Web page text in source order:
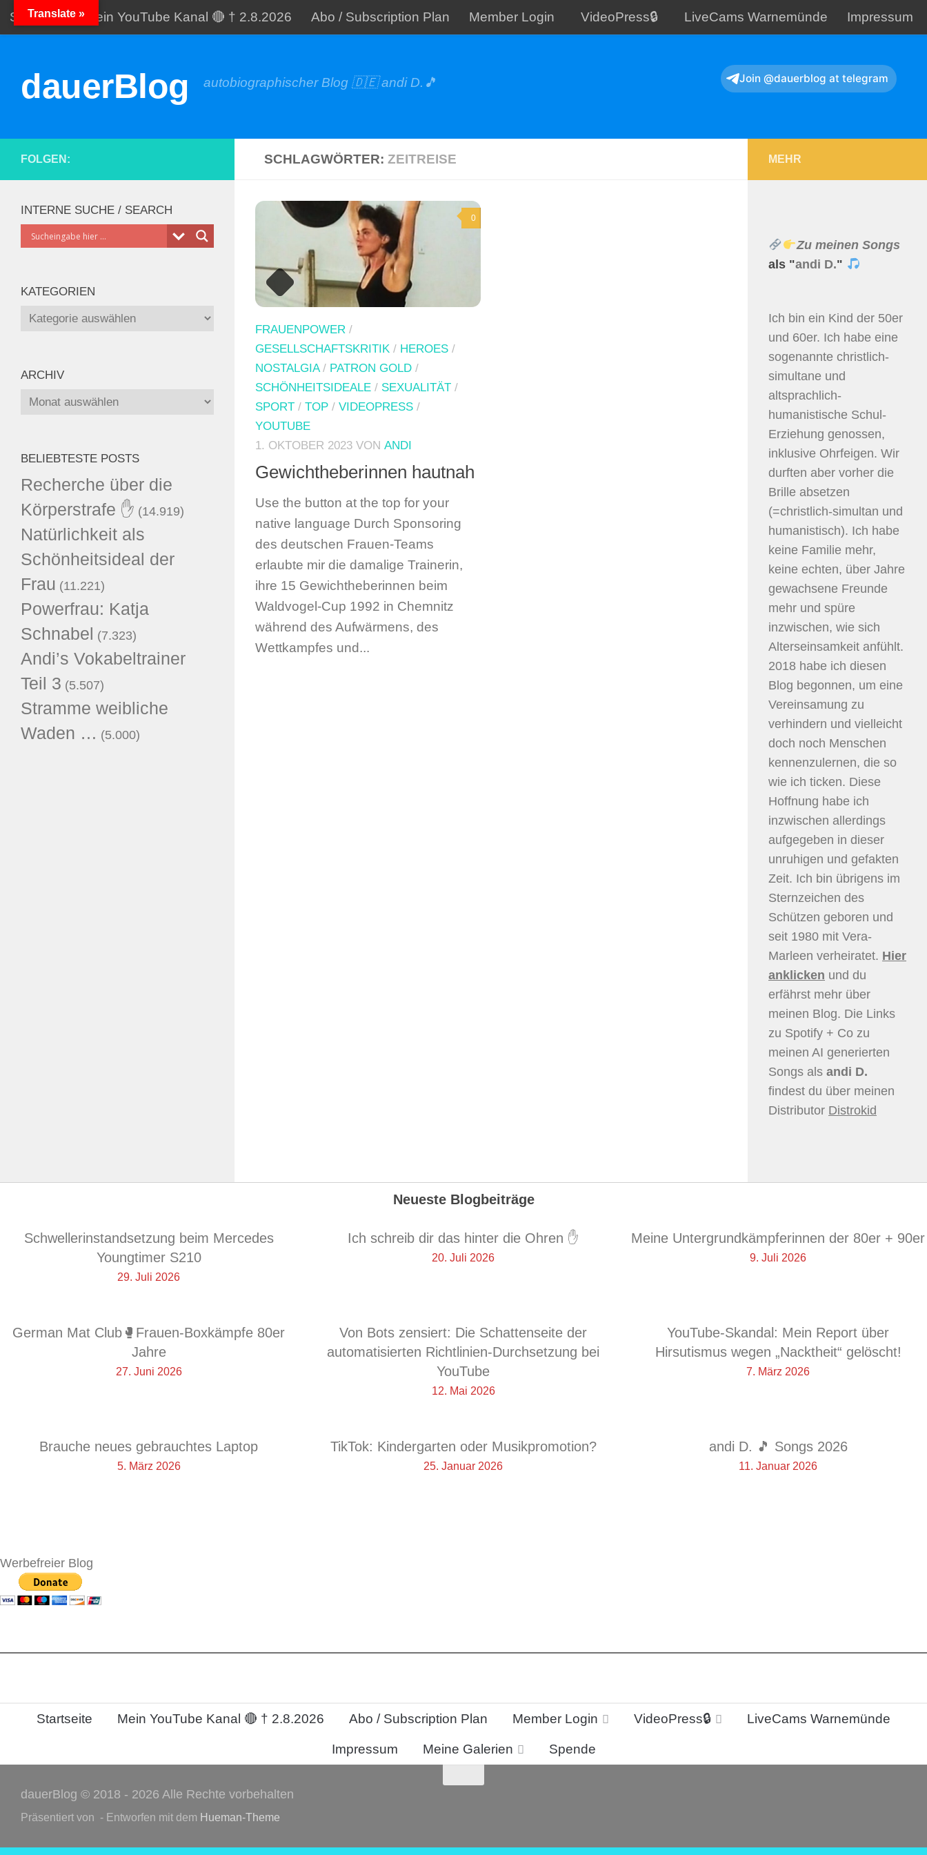
Zum Inhalt springen
Startseite Mein YouTube Kanal 🔴 † 2.8.2026 Abo / Subscription Plan Member Login VideoPress🔒 LiveCams Warnemünde Impressum
dauerBlog autobiographischer Blog 🇩🇪 andi D.🎵 Join @dauerblog at telegram
SCHLAGWÖRTER: ZEITREISE
0
FRAUENPOWER /
GESELLSCHAFTSKRITIK / HEROES /
NOSTALGIA/ PATRON GOLD /
SCHÖNHEITSIDEALE / SEXUALITÄT /
SPORT / TOP / VIDEOPRESS /
YOUTUBE
1. OKTOBER 2023 VON ANDI
Gewichtheberinnen hautnah
Use the button at the top for your
native language Durch Sponsoring
des deutschen Frauen-Teams
erlaubte mir die damalige Trainerin,
ihre 15 Gewichtheberinnen beim
Waldvogel-Cup 1992 in Chemnitz
während des Aufwärmens, des
Wettkampfes und...
FOLGEN:
INTERNE SUCHE / SEARCH
KATEGORIEN
Kategorien
ARCHIV
Archiv
BELIEBTESTE POSTS
Recherche über die
Körperstrafe ✋ (14.919)
Natürlichkeit als
Schönheitsideal der
Frau (11.221)
Powerfrau: Katja
Schnabel
(7.323)
Andi’s Vokabeltrainer
Teil 3 (5.507)
Stramme weibliche
Waden … (5.000)
MEHR
Zu meinen Songs
als "andi D."
Ich bin ein Kind der 50er
und 60er. Ich habe eine
sogenannte christlich-
simultane und
altsprachlich-
humanistische Schul-
Erziehung genossen,
inklusive Ohrfeigen. Wir
durften aber vorher die
Brille absetzen
(=christlich-simultan und
humanistisch). Ich habe
keine Familie mehr,
keine echten, über Jahre
gewachsene Freunde
mehr und spüre
inzwischen, wie sich
Alterseinsamkeit anfühlt.
2018 habe ich diesen
Blog begonnen, um eine
Vereinsamung zu
verhindern und vielleicht
doch noch Menschen
kennenzulernen, die so
wie ich ticken. Diese
Hoffnung habe ich
inzwischen allerdings
aufgegeben in dieser
unruhigen und gefakten
Zeit. Ich bin übrigens im
Sternzeichen des
Schützen geboren und
seit 1980 mit Vera-
Marleen verheiratet. Hier
anklicken und du
erfährst mehr über
meinen Blog. Die Links
zu Spotify + Co zu
meinen AI generierten
Songs als andi D.
findest du über meinen
Distributor Distrokid
Neueste Blogbeiträge
Schwellerinstandsetzung beim Mercedes
Youngtimer S210
29. Juli 2026
Ich schreib dir das hinter die Ohren ✋
20. Juli 2026
Meine Untergrundkämpferinnen der 80er + 90er
9. Juli 2026
German Mat Club🥊Frauen-Boxkämpfe 80er
Jahre
27. Juni 2026
Von Bots zensiert: Die Schattenseite der
automatisierten Richtlinien-Durchsetzung bei
YouTube
12. Mai 2026
YouTube-Skandal: Mein Report über
Hirsutismus wegen „Nacktheit“ gelöscht!
7. März 2026
Brauche neues gebrauchtes Laptop
5. März 2026
TikTok: Kindergarten oder Musikpromotion?
25. Januar 2026
andi D. 🎵 Songs 2026
11. Januar 2026
Werbefreier Blog
Startseite Mein YouTube Kanal 🔴 † 2.8.2026 Abo / Subscription Plan Member Login VideoPress🔒 LiveCams Warnemünde
Impressum Meine Galerien Spende
dauerBlog © 2018 - 2026 Alle Rechte vorbehalten
Präsentiert von - Entworfen mit dem Hueman-Theme
Translate »